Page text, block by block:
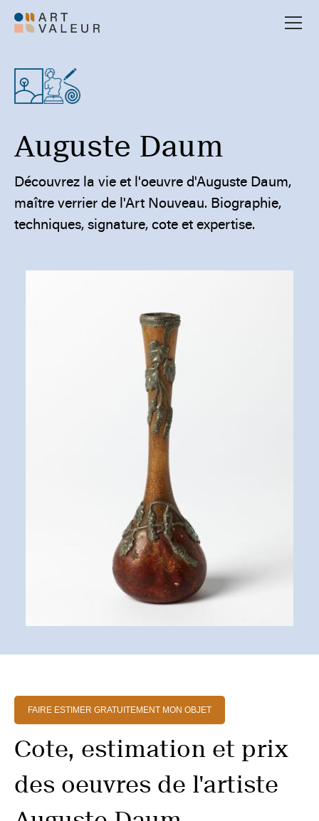
Auguste Daum
Découvrez la vie et l'oeuvre d'Auguste Daum,
maître verrier de l'Art Nouveau. Biographie,
techniques, signature, cote et expertise.
FAIRE ESTIMER GRATUITEMENT MON OBJET
Cote, estimation et prix
des oeuvres de l'artiste